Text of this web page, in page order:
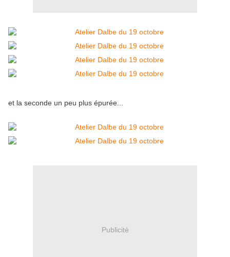
et la seconde un peu plus épurée...
Publicité